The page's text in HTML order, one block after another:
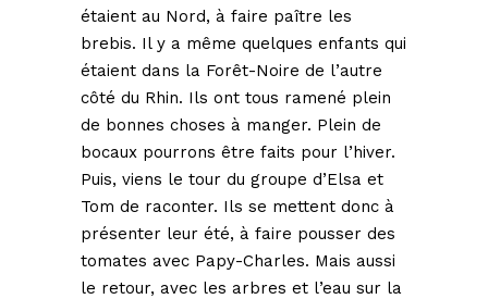
étaient au Nord, à faire paître les
brebis. Il y a même quelques enfants qui
étaient dans la Forêt-Noire de l’autre
côté du Rhin. Ils ont tous ramené plein
de bonnes choses à manger. Plein de
bocaux pourrons être faits pour l’hiver.
Puis, viens le tour du groupe d’Elsa et
Tom de raconter. Ils se mettent donc à
présenter leur été, à faire pousser des
tomates avec Papy-Charles. Mais aussi
le retour, avec les arbres et l’eau sur la